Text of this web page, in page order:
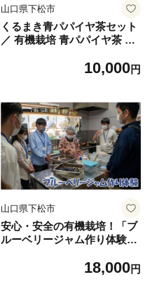
山口県下松市
くるまき青パパイヤ茶セット
／ 有機栽培 青パパイヤ茶 ハ
みやすい お取り寄せ 下松 山
10,000円
山口県下松市
安心・安全の有機栽培！「ブ
ルーベリージャム作り体験」
様 チケット 山口県 No.167
18,000円